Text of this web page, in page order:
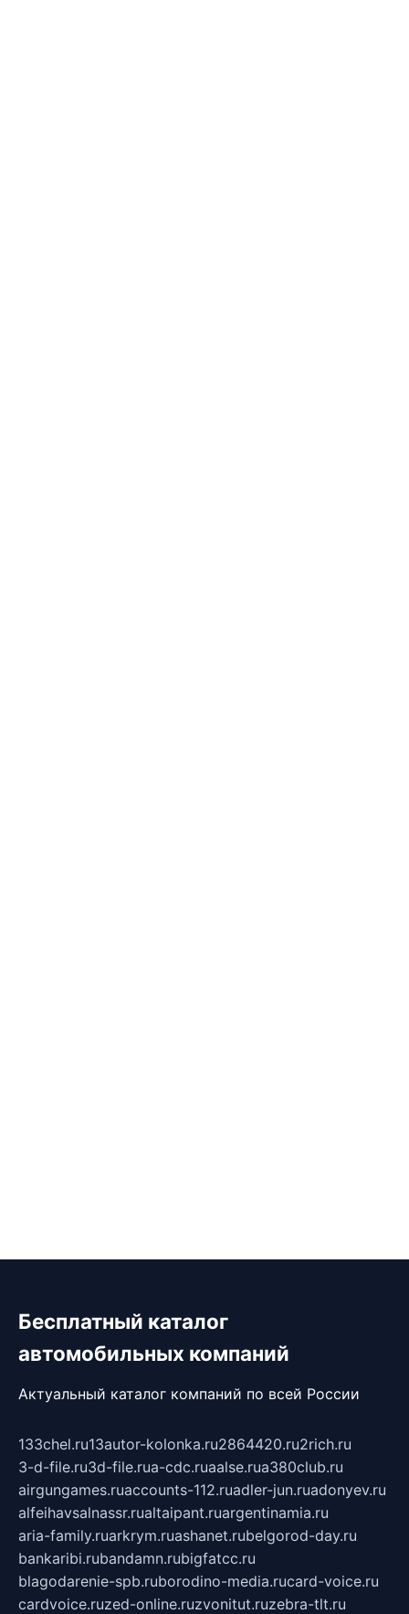
Бесплатный каталог
автомобильных компаний
Актуальный каталог компаний по всей России
133chel.ru13autor-kolonka.ru2864420.ru2rich.ru
3-d-file.ru3d-file.rua-cdc.ruaalse.rua380club.ru
airgungames.ruaccounts-112.ruadler-jun.ruadonyev.ru
alfeihavsalnassr.rualtaipant.ruargentinamia.ru
aria-family.ruarkrym.ruashanet.rubelgorod-day.ru
bankaribi.rubandamn.rubigfatcc.ru
blagodarenie-spb.ruborodino-media.rucard-voice.ru
cardvoice.ruzed-online.ruzvonitut.ruzebra-tlt.ru